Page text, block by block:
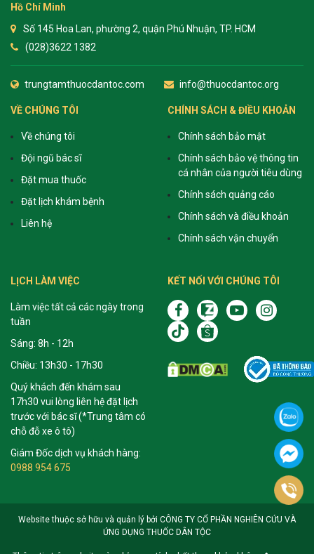
Hồ Chí Minh
Số 145 Hoa Lan, phường 2, quận Phú Nhuận, TP. HCM
(028)3622 1382
trungtamthuocdantoc.com info@thuocdantoc.org
VỀ CHÚNG TÔI
Về chúng tôi
Đội ngũ bác sĩ
Đặt mua thuốc
Đặt lịch khám bệnh
Liên hệ
CHÍNH SÁCH & ĐIỀU KHOẢN
Chính sách bảo mật
Chính sách bảo vệ thông tin
cá nhân của người tiêu dùng
Chính sách quảng cáo
Chính sách và điều khoản
Chính sách vận chuyển
LỊCH LÀM VIỆC
Làm việc tất cả các ngày trong
tuần
Sáng: 8h - 12h
Chiều: 13h30 - 17h30
Quý khách đến khám sau
17h30 vui lòng liên hệ đặt lịch
trước với bác sĩ (*Trung tâm có
chỗ đỗ xe ô tô)
Giám Đốc dịch vụ khách hàng:
0988 954 675
KẾT NỐI VỚI CHÚNG TÔI
Website thuộc sở hữu và quản lý bởi CÔNG TY CỔ PHẦN NGHIÊN CỨU VÀ
ỨNG DỤNG THUỐC DÂN TỘC